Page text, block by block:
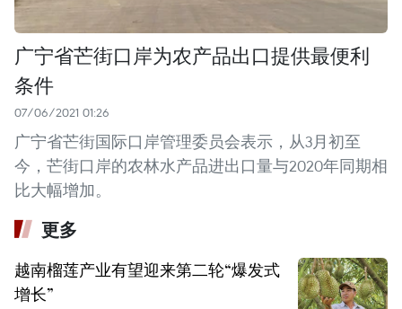
广宁省芒街口岸为农产品出口提供最便利
条件
07/06/2021 01:26
广宁省芒街国际口岸管理委员会表示，从3月初至
今，芒街口岸的农林水产品进出口量与2020年同期相
比大幅增加。
更多
越南榴莲产业有望迎来第二轮“爆发式
增长”